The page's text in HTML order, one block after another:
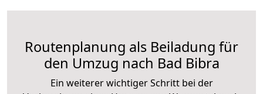
Routenplanung als Beiladung für
den Umzug nach Bad Bibra
Ein weiterer wichtiger Schritt bei der